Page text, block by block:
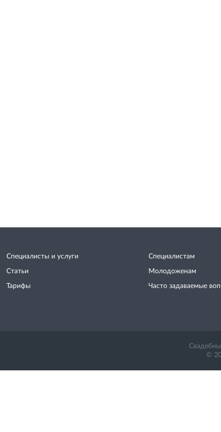
Специалисты и услуги
Статьи
Тарифы
Специалистам
Молодоженам
Часто задаваемые
©